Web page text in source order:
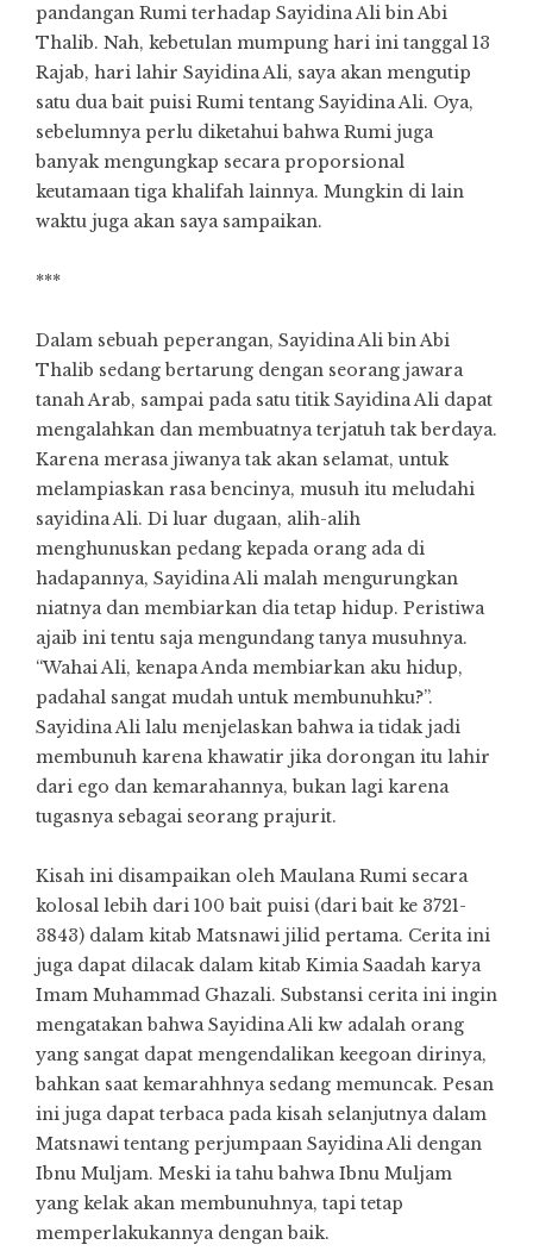
pandangan Rumi terhadap Sayidina Ali bin Abi
Thalib. Nah, kebetulan mumpung hari ini tanggal 13
Rajab, hari lahir Sayidina Ali, saya akan mengutip
satu dua bait puisi Rumi tentang Sayidina Ali. Oya,
sebelumnya perlu diketahui bahwa Rumi juga
banyak mengungkap secara proporsional
keutamaan tiga khalifah lainnya. Mungkin di lain
waktu juga akan saya sampaikan.
***
Dalam sebuah peperangan, Sayidina Ali bin Abi
Thalib sedang bertarung dengan seorang jawara
tanah Arab, sampai pada satu titik Sayidina Ali dapat
mengalahkan dan membuatnya terjatuh tak berdaya.
Karena merasa jiwanya tak akan selamat, untuk
melampiaskan rasa bencinya, musuh itu meludahi
sayidina Ali. Di luar dugaan, alih-alih
menghunuskan pedang kepada orang ada di
hadapannya, Sayidina Ali malah mengurungkan
niatnya dan membiarkan dia tetap hidup. Peristiwa
ajaib ini tentu saja mengundang tanya musuhnya.
“Wahai Ali, kenapa Anda membiarkan aku hidup,
padahal sangat mudah untuk membunuhku?”.
Sayidina Ali lalu menjelaskan bahwa ia tidak jadi
membunuh karena khawatir jika dorongan itu lahir
dari ego dan kemarahannya, bukan lagi karena
tugasnya sebagai seorang prajurit.
Kisah ini disampaikan oleh Maulana Rumi secara
kolosal lebih dari 100 bait puisi (dari bait ke 3721-
3843) dalam kitab Matsnawi jilid pertama. Cerita ini
juga dapat dilacak dalam kitab Kimia Saadah karya
Imam Muhammad Ghazali. Substansi cerita ini ingin
mengatakan bahwa Sayidina Ali kw adalah orang
yang sangat dapat mengendalikan keegoan dirinya,
bahkan saat kemarahhnya sedang memuncak. Pesan
ini juga dapat terbaca pada kisah selanjutnya dalam
Matsnawi tentang perjumpaan Sayidina Ali dengan
Ibnu Muljam. Meski ia tahu bahwa Ibnu Muljam
yang kelak akan membunuhnya, tapi tetap
memperlakukannya dengan baik.